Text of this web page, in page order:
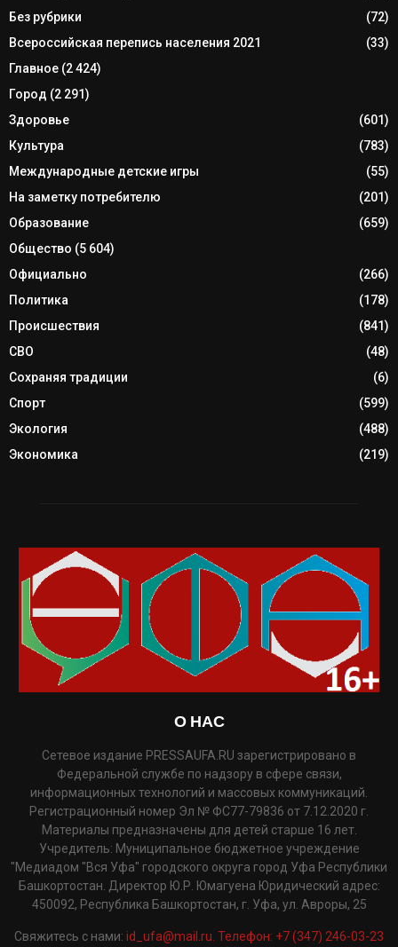
Без рубрики
(72)
Всероссийская перепись населения 2021
(33)
Главное (2 424)
Город (2 291)
Здоровье
(601)
Культура
(783)
Международные детские игры
(55)
На заметку потребителю
(201)
Образование
(659)
Общество (5 604)
Официально
(266)
Политика
(178)
Происшествия
(841)
СВО
(48)
Сохраняя традиции
(6)
Спорт
(599)
Экология
(488)
Экономика
(219)
О НАС
Сетевое издание PRESSAUFA.RU зарегистрировано в
Федеральной службе по надзору в сфере связи,
информационных технологий и массовых коммуникаций.
Регистрационный номер Эл № ФС77-79836 от 7.12.2020 г.
Материалы предназначены для детей старше 16 лет.
Учредитель: Муниципальное бюджетное учреждение
"Медиадом "Вся Уфа" городского округа город Уфа Республики
Башкортостан. Директор Ю.Р. Юмагуена Юридический адрес:
450092, Республика Башкортостан, г. Уфа, ул. Авроры, 25
Свяжитесь с нами: id_ufa@mail.ru. Телефон: +7 (347) 246-03-23